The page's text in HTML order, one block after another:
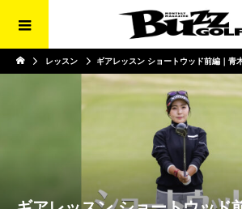
レッスン ギアレッスン ショートウッド前編｜青